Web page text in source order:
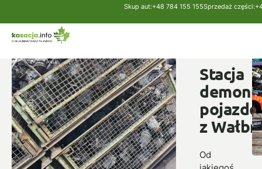
Skup aut:+48 784 155 155Sprzedaż części:
Skup aut Nowa Ruda
Stacja
z
Od